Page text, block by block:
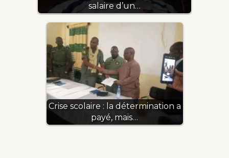
salaire d’un…
Crise scolaire : la détermination a
payé, mais…